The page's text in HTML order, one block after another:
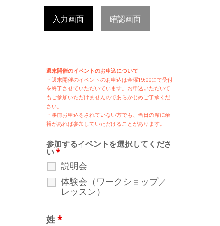
入力画面 確認画面
週末開催のイベントのお申込について
・週末開催のイベントのお申込は金曜19:00にて受付
を終了させていただいています。お申込いただいて
もご参加いただけませんのであらかじめご了承くだ
さい。
・事前お申込をされていない方でも、当日の席に余
裕があれば参加していただけることがあります。
参加するイベントを選択してくださ
い*
説明会
体験会（ワークショップ／
レッスン）
姓 *